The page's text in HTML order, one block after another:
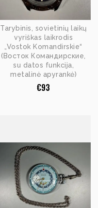
Tarybinis, sovietinių laikų
vyriškas laikrodis
„Vostok Komandirskie“
(Восток Командирские,
su datos funkcija,
metalinė apyrankė)
€93